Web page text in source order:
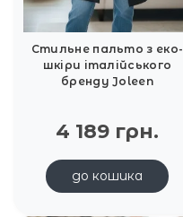
Стильне пальто з еко-
шкіри італійського
бренду Joleen
4 189 грн.
до кошика